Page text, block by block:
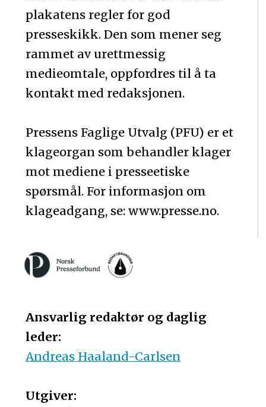
plakatens regler for god
presseskikk. Den som mener seg
rammet av urettmessig
medieomtale, oppfordres til å ta
kontakt med redaksjonen.
Pressens Faglige Utvalg (PFU) er et
klageorgan som behandler klager
mot mediene i presseetiske
spørsmål. For informasjon om
klageadgang, se: www.presse.no.
Ansvarlig redaktør og daglig
leder:
Andreas Haaland-Carlsen
Utgiver: